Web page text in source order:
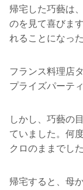
帰宅した巧藝は
のを見て喜びま
れることになっ
フランス料理店
プライズパーテ
しかし、巧藝の
ていました。何
クロのままでした
帰宅すると、母